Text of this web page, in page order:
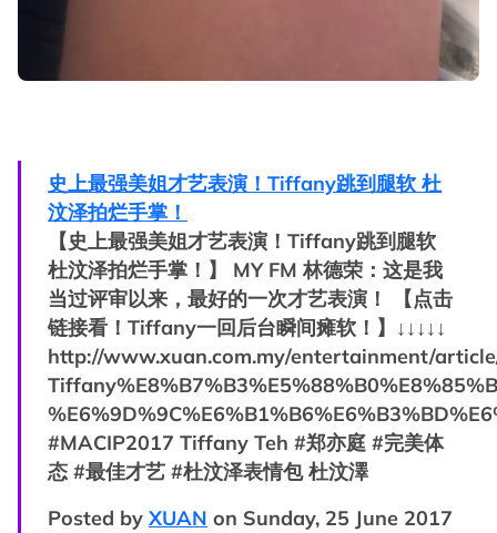
史上最强美姐才艺表演！Tiffany跳到腿软 杜
汶泽拍烂手掌！
【史上最强美姐才艺表演！Tiffany跳到腿软
杜汶泽拍烂手掌！】 MY FM 林德荣：这是我
当过评审以来，最好的一次才艺表演！ 【点击
链接看！Tiffany一回后台瞬间瘫软！】↓↓↓↓↓
http://www.xuan.com.my/entertainment/
#MACIP2017 Tiffany Teh #郑亦庭 #完美体
态 #最佳才艺 #杜汶泽表情包 杜汶澤
Posted by XUAN on Sunday, 25 June 2017